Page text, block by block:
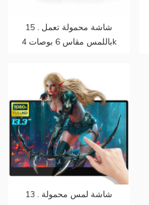
15 . شاشة محمولة تعمل
باللمس مقاس 6 بوصات 4k
تدعم mac touch
13 . شاشة لمس محمولة